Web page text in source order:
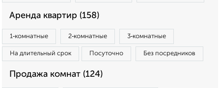
Аренда квартир (158)
1‑комнатные 2‑комнатные 3‑комнатные
На длительный срок Посуточно Без посредников
Продажа комнат (124)